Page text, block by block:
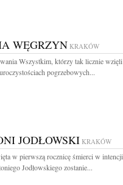
WĘGRZYN KRAKÓW
Wszystkim, którzy tak licznie wzięli
pogrzebowych...
JODŁOWSKI KRAKÓW
w pierwszą rocznicę śmierci w intencji
Jodłowskiego zostanie...